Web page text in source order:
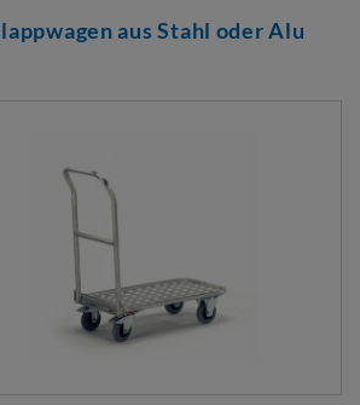
aus Stahl oder Alu